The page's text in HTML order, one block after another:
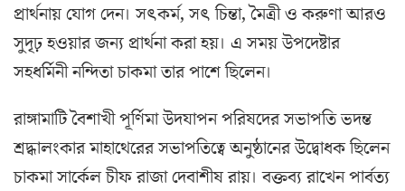
প্রার্থনায় যোগ দেন। সৎকর্ম, সৎ চিন্তা, মৈত্রী ও করুণা আরও
সুদৃঢ় হওয়ার জন্য প্রার্থনা করা হয়। এ সময় উপদেষ্টার
সহধর্মিনী নন্দিতা চাকমা তার পাশে ছিলেন।
রাঙ্গামাটি বৈশাখী পূর্ণিমা উদযাপন পরিষদের সভাপতি ভদন্ত
শ্রদ্ধালংকার মাহাথেরের সভাপতিত্বে অনুষ্ঠানের উদ্বোধক ছিলেন
চাকমা সার্কেল চীফ রাজা দেবাশীষ রায়। বক্তব্য রাখেন পার্বত্য